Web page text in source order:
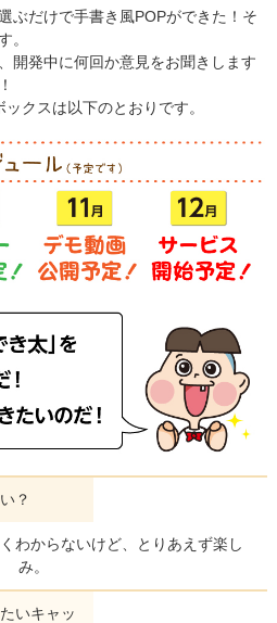
ぶだけで手書き風POPができた！そ
。
開発中に何回か意見をお聞きします
クスは以下のとおりです。
？
わからないけど、とりあえず楽し
み。
いキャッ